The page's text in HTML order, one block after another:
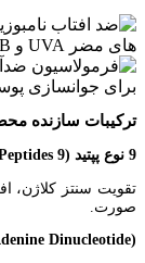
ترکیبات سازنده
9 نوع پپتید (9 Peptides):
تقویت سنتز
صورت.
Dinucleotide):